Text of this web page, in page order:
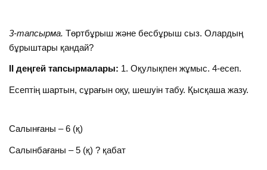
3-тапсырма. Төртбұрыш және бесбұрыш сыз. Олардың
бұрыштары қандай?
ІІ деңгей тапсырмалары: 1. Оқулықпен жұмыс. 4-есеп.
Есептің шартын, сұрағын оқу, шешуін табу. Қысқаша жазу.
Салынғаны – 6 (қ)
Салынбағаны – 5 (қ) ? қабат